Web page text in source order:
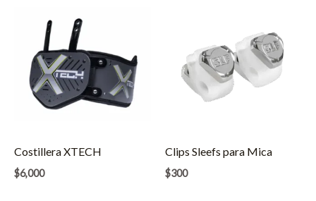
Costillera XTECH
$6,000
Clips Sleefs para Mica
$300